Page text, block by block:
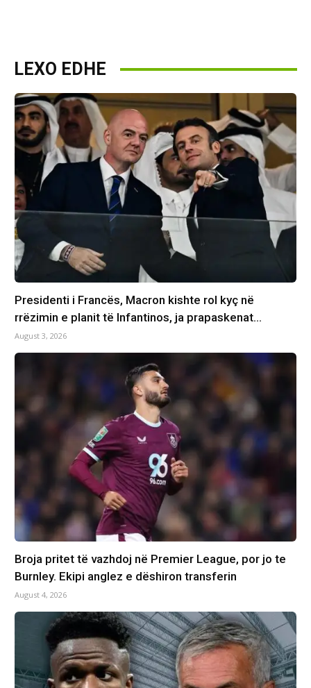
LEXO EDHE
Presidenti i Francës, Macron kishte rol kyç në
rrëzimin e planit të Infantinos, ja prapaskenat…
August 3, 2026
Broja pritet të vazhdoj në Premier League, por jo te
Burnley. Ekipi anglez e dëshiron transferin
August 4, 2026